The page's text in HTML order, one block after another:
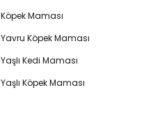
Köpek Maması
Yavru Köpek Maması
Yaşlı Kedi Maması
Yaşlı Köpek Maması